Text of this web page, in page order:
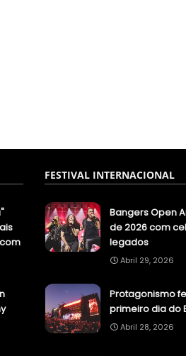
FESTIVAL INTERNACIONAL
Bangers Open
de 2026 com
legados
Abril 29, 2026
Protagonismo
primeiro dia do
Abril 28, 2026